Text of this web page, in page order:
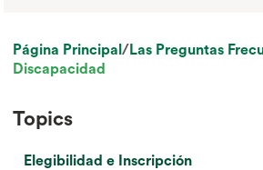
Página Principal/ Las Preguntas
Discapacidad
Topics
Elegibilidad e Inscripción